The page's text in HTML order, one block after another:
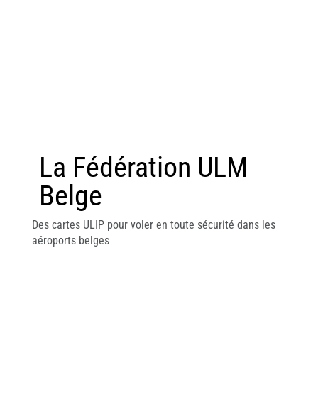
La Fédération ULM
Belge
Des cartes ULIP pour voler en toute sécurité dans les
aéroports belges